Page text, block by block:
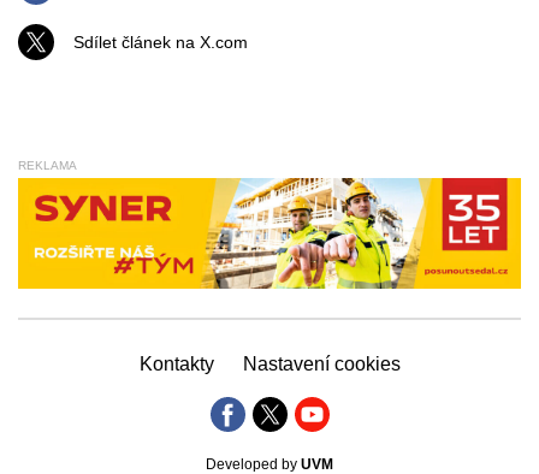
Sdílet článek na X.com
REKLAMA
Kontakty Nastavení cookies
Developed by UVM